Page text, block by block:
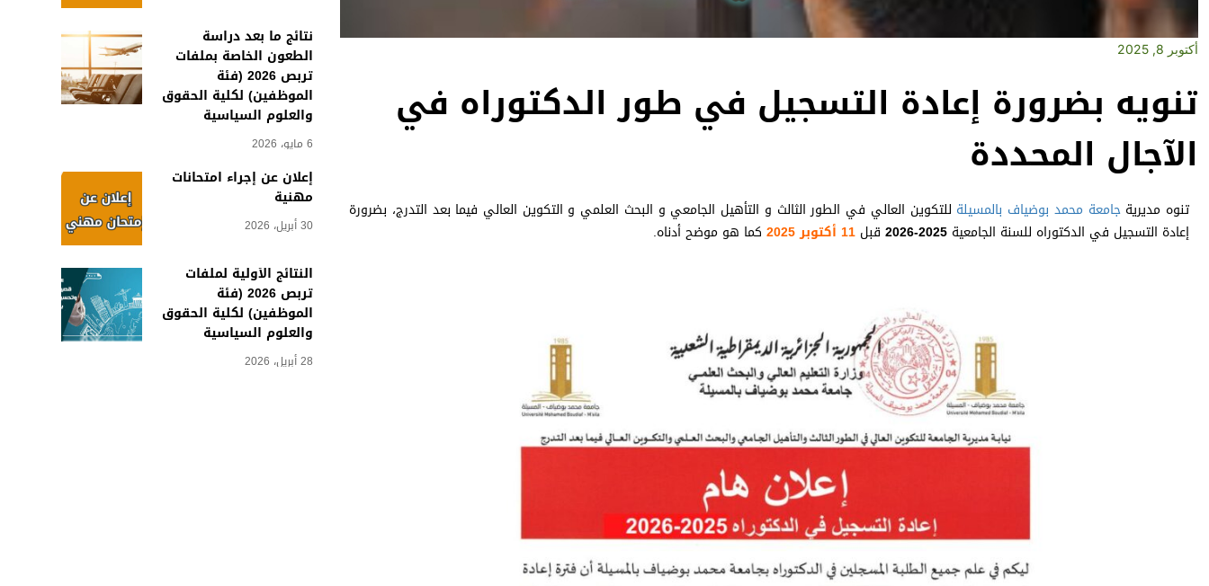
نتائج ما بعد دراسة
الطعون الخاصة بملفات
تربص 2026 (فئة
الموظفين) لكلية الحقوق
والعلوم السياسية
6 مايو، 2026
إعلان عن إجراء امتحانات
مهنية
30 أبريل، 2026
النتائج الأولية لملفات
تربص 2026 (فئة
الموظفين) لكلية الحقوق
والعلوم السياسية
28 أبريل، 2026
أكتوبر 8, 2025
تنويه بضرورة إعادة التسجيل في طور الدكتوراه في
الآجال المحددة
تنوه مديريةجامعة محمد بوضياف بالمسيلة للتكوين العالي في الطور الثالث و التأهيل الجامعي و البحث العلمي و التكوين العالي فيما بعد التدرج، بضرورة
إعادة التسجيل في الدكتوراه للسنة الجامعية 2025-2026 قبل كما هو موضح أدناه.